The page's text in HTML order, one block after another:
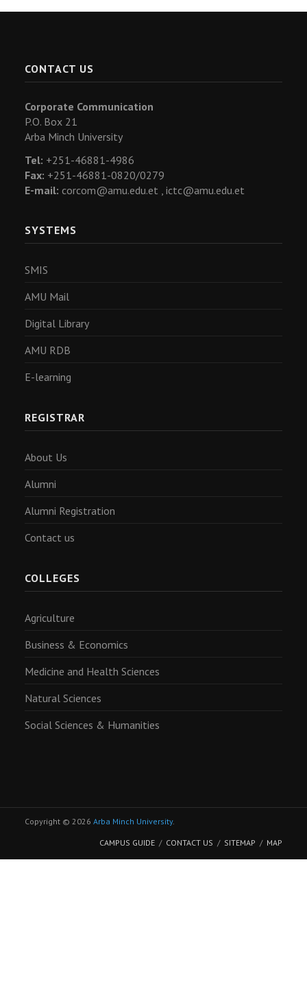
CONTACT US
Corporate Communication
P.O. Box 21
Arba Minch University
Tel: +251-46881-4986
Fax: +251-46881-0820/0279
E-mail: corcom@amu.edu.et , ictc@amu.edu.et
SYSTEMS
SMIS
AMU Mail
Digital Library
AMU RDB
E-learning
REGISTRAR
About Us
Alumni
Alumni Registration
Contact us
COLLEGES
Agriculture
Business & Economics
Medicine and Health Sciences
Natural Sciences
Social Sciences & Humanities
Copyright © 2026 Arba Minch University.
CAMPUS GUIDE CONTACT US SITEMAP MAP